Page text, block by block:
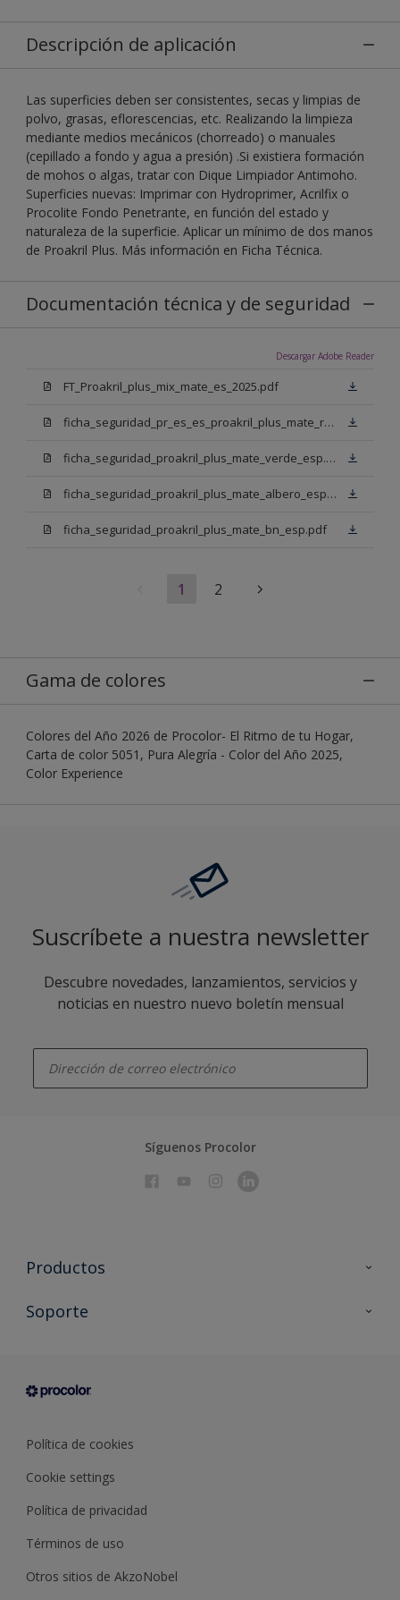
Descripción de aplicación
Las superficies deben ser consistentes, secas y limpias de
polvo, grasas, eflorescencias, etc. Realizando la limpieza
mediante medios mecánicos (chorreado) o manuales
(cepillado a fondo y agua a presión) .Si existiera formación
de mohos o algas, tratar con Dique Limpiador Antimoho.
Superficies nuevas: Imprimar con Hydroprimer, Acrilfix o
Procolite Fondo Penetrante, en función del estado y
naturaleza de la superficie. Aplicar un mínimo de dos manos
de Proakril Plus. Más información en Ficha Técnica.
Documentación técnica y de seguridad
Descargar Adobe Reader
FT_Proakril_plus_mix_mate_es_2025.pdf
ficha_seguridad_pr_es_es_proakril_plus_mate_rojo_ingles.pdf
ficha_seguridad_proakril_plus_mate_verde_esp.pdf
ficha_seguridad_proakril_plus_mate_albero_esp.pdf
ficha_seguridad_proakril_plus_mate_bn_esp.pdf
1 2
Gama de colores
Colores del Año 2026 de Procolor- El Ritmo de tu Hogar,
Carta de color 5051, Pura Alegría - Color del Año 2025,
Color Experience
Suscríbete a nuestra newsletter
Descubre novedades, lanzamientos, servicios y
noticias en nuestro nuevo boletín mensual
Síguenos Procolor
Productos
Todos los productos
Condiciones generales de venta
Soporte
Sobre Procolor
Política de cookies
Cookie settings
Política de privacidad
Términos de uso
Otros sitios de AkzoNobel